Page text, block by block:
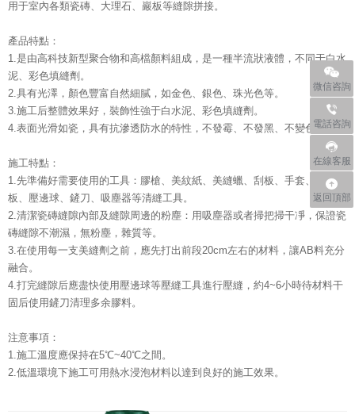
用于室內各類瓷磚、大理石、巖板等縫隙拼接。
產品特點：
1.是由高科技新型聚合物和高檔顏料組成，是一種半流狀液體，不同于白水
泥、彩色填縫劑。
2.具有光澤，顏色豐富自然細膩，如金色、銀色、珠光色等。
3.施工后整體效果好，裝飾性強于白水泥、彩色填縫劑。
4.表面光滑如瓷， 具有抗滲透防水的特性，不發霉、不發黑、不變色。
施工特點：
1.先準備好需要使用的工具：膠槍、美紋紙、美縫蠟、刮板、手套、接料
板、壓邊球、鏟刀、吸塵器等清縫工具。
2.清潔瓷磚縫隙內部及縫隙周邊的粉塵：用吸塵器或者掃把掃干凈，保證瓷
磚縫隙不潮濕，無粉塵，雜質等。
3.在使用每一支美縫劑之前，應先打出前段20cm左右的材料，讓AB料充分
融合。
4.打完縫隙后應盡快使用壓邊球等壓縫工具進行壓縫，約4~6小時待材料干
固后使用鏟刀清理多余膠料。
注意事項：
1.施工溫度應保持在5℃~40℃之間。
2.低溫環境下施工可用熱水浸泡材料以達到良好的施工效果。
微信咨詢
電話咨詢
電話
在線客服
返回頂部